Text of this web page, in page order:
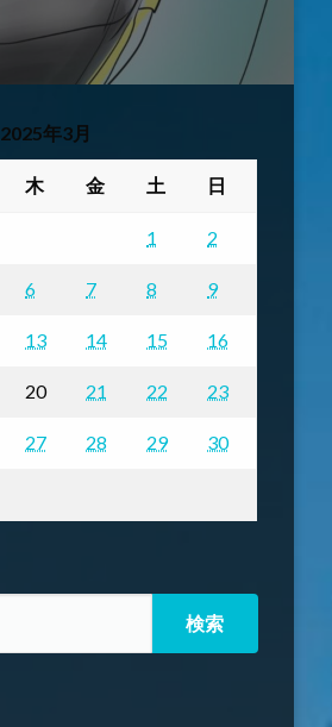
2025年3月
木 金 土 日
1 2
6 7 8 9
13 14 15 16
20 21 22 23
27 28 29 30